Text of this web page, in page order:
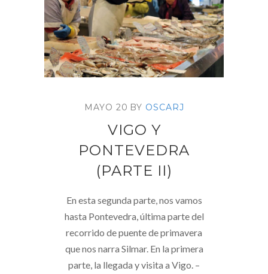
MAYO 20 BY OSCARJ
VIGO Y
PONTEVEDRA
(PARTE II)
En esta segunda parte, nos vamos
hasta Pontevedra, última parte del
recorrido de puente de primavera
que nos narra Silmar. En la primera
parte, la llegada y visita a Vigo. –